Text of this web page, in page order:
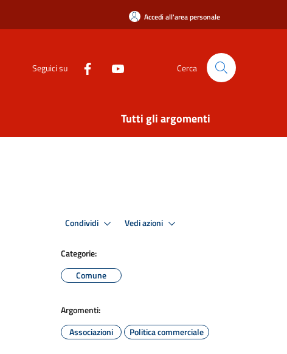
Accedi all'area personale
Seguici su Cerca
Tutti gli argomenti
Condividi Vedi azioni
Categorie:
Comune
Argomenti:
Associazioni
Politica commerciale